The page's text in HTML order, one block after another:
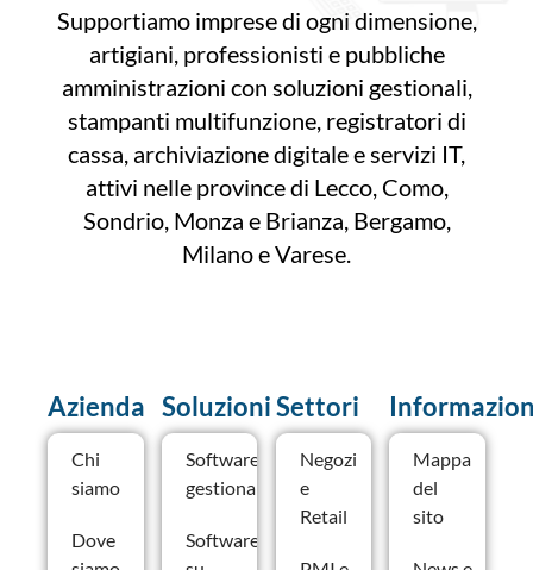
Supportiamo imprese di ogni dimensione,
artigiani, professionisti e pubbliche
amministrazioni con soluzioni gestionali,
stampanti multifunzione, registratori di
cassa, archiviazione digitale e servizi IT,
attivi nelle province di Lecco, Como,
Sondrio, Monza e Brianza, Bergamo,
Milano e Varese.
Azienda
Chi
siamo
Dove
Soluzioni
Software
gestionale
Software
Settori
Negozi
e
Retail
Mappa
del
sito